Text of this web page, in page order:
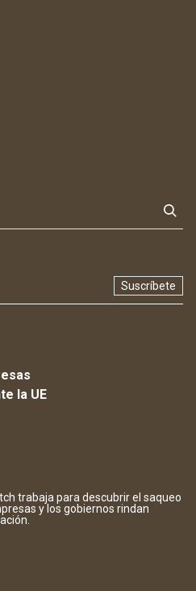
Suscríbete
la UE
trabaja para descubrir el saqueo
y los gobiernos rindan